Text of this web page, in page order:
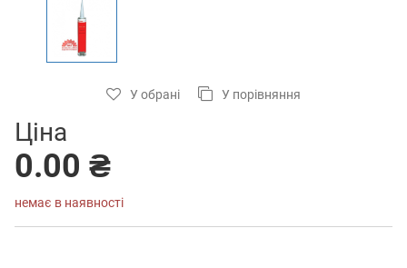
У обрані У порівняння
Ціна
0.00 ₴
немає в наявності